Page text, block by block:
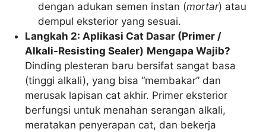
dengan adukan semen instan (mortar) atau
dempul eksterior yang sesuai.
Langkah 2: Aplikasi Cat Dasar (Primer /
Alkali-Resisting Sealer) Mengapa Wajib?
Dinding plesteran baru bersifat sangat basa
(tinggi alkali), yang bisa “membakar” dan
merusak lapisan cat akhir. Primer eksterior
berfungsi untuk menahan serangan alkali,
meratakan penyerapan cat, dan bekerja